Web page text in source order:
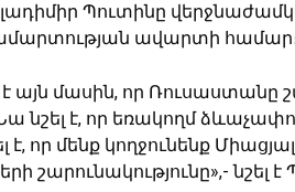
Պուտինը
ավարտի
մասին, որ Ռուսաստանը
նշել է, որ եռակողմ
է, որ մենք կողջունենք
շարունակությունը»,- նշել է